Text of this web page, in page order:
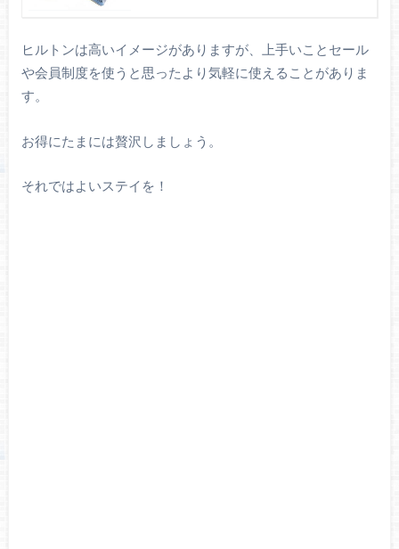
ヒルトンは高いイメージがありますが、上手いことセール
や会員制度を使うと思ったより気軽に使えることがありま
す。
お得にたまには贅沢しましょう。
それではよいステイを！